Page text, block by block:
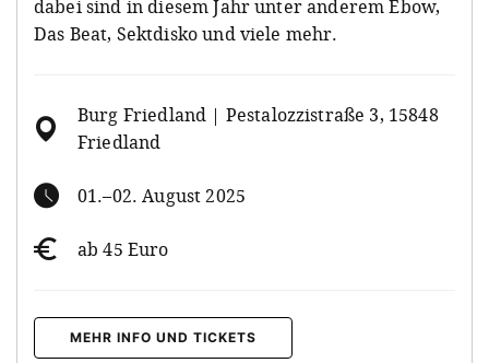
dabei sind in diesem Jahr unter anderem Ebow,
Das Beat, Sektdisko und viele mehr.
Burg Friedland | Pestalozzistraße 3, 15848
Friedland
01.–02. August 2025
ab 45 Euro
MEHR INFO UND TICKETS